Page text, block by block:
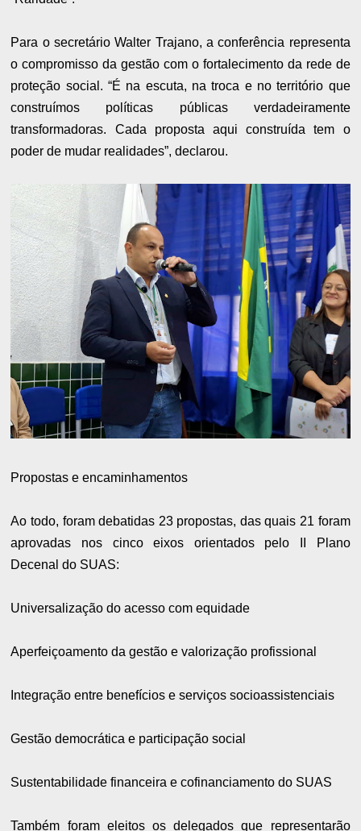
Para o secretário Walter Trajano, a conferência representa
o compromisso da gestão com o fortalecimento da rede de
proteção social. “É na escuta, na troca e no território que
construímos políticas públicas verdadeiramente
transformadoras. Cada proposta aqui construída tem o
poder de mudar realidades”, declarou.
Propostas e encaminhamentos
Ao todo, foram debatidas 23 propostas, das quais 21 foram
aprovadas nos cinco eixos orientados pelo II Plano
Decenal do SUAS:
Universalização do acesso com equidade
Aperfeiçoamento da gestão e valorização profissional
Integração entre benefícios e serviços socioassistenciais
Gestão democrática e participação social
Sustentabilidade financeira e cofinanciamento do SUAS
Também foram eleitos os delegados que representarão